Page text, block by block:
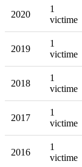
2020
1
victime
2019
1
victime
2018
1
victime
2017
1
victime
2016
1
victime